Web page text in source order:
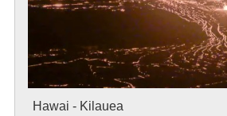
Hawai - Kilauea